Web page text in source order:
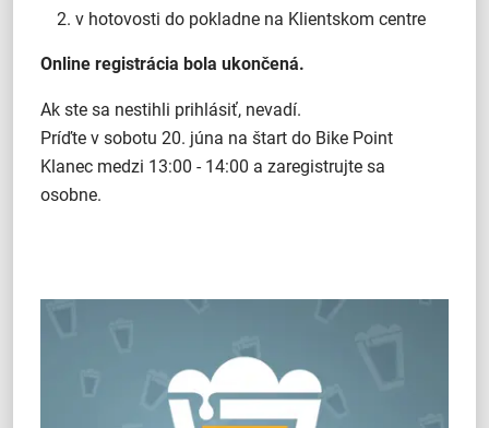
v hotovosti do pokladne na Klientskom centre
Online registrácia bola ukončená.
Ak ste sa nestihli prihlásiť, nevadí.
Príďte v sobotu 20. júna na štart do Bike Point
Klanec medzi 13:00 - 14:00 a zaregistrujte sa
osobne.